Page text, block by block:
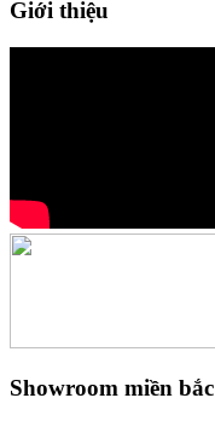
Giới thiệu
Showroom miền bắc